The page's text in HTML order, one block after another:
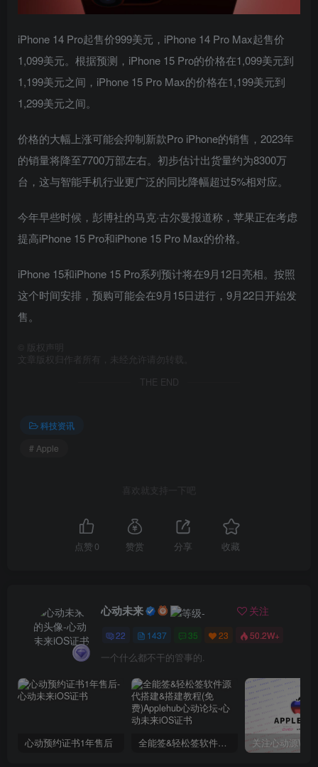
iPhone 14 Pro起售价999美元，‌iPhone 14 Pro ‌Max起售价
1,099美元。根据预测，‌iPhone 15 Pro‌的价格在1,099美元到
1,199美元之间，‌iPhone 15 Pro Max的价格在1,199美元到
1,299美元之间。
价格的大幅上涨可能会抑制新款Pro iPhone的销售，2023年
的销量将降至7700万部左右。初步估计出货量约为8300万
台，这与智能手机行业更广泛的同比降幅超过5%相对应。
今年早些时候，彭博社的马克·古尔曼报道称，苹果正在考虑
提高‌iPhone 15 Pro和‌iPhone 15 Pro ‌Max的价格。
iPhone 15和‌iPhone 15 Pro‌系列预计将在9月12日亮相。按照
这个时间安排，预购可能会在9月15日进行，9月22日开始发
售。
版权声明
文章版权归作者所有，未经允许请勿转载。
THE END
科技资讯
# Apple
喜欢就支持一下吧
点赞 0 赞赏 分享 收藏
心动未来 关注
22 1437 35 23 50.2W+
一个什么都不干的管事的.
心动预约证书1年售后 全能签&轻松签软件源代搭建&搭建教程(免费)Applehub心动论坛